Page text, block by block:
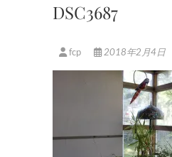
DSC3687
fcp 2018年2月4日